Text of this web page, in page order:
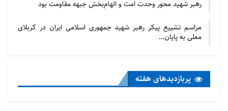
تحلیل قرار می‌دهند. شهادت‌های قبلی از زنان محبوس در
کمپ‌های سین‌کیانگ نشان داد که دولت چین آنها را
مجبور به عقیم‌سازی اجباری، سقط جنین، تجاوز جنسی و
رهبر شهید محور وحدت امت و الهام‌بخش جبهه مقاومت بود
مراسم تشییع پیکر رهبر شهید جمهوری اسلامی ایران در کربلای
معلی به پایان…
پربازدید‌های هفته